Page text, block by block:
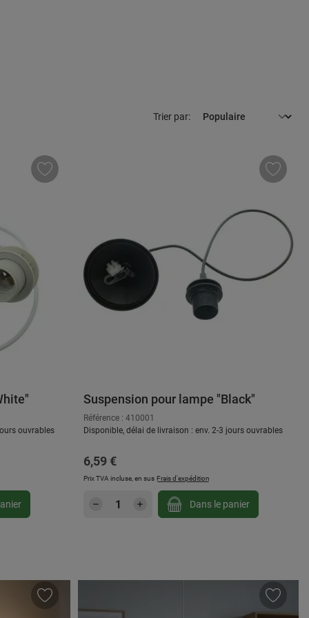
Trier par:
ou diminuer la quantité.
utilisez les boutons pour augmenter ou
ouvrables
: Entrez la quantité souhaitée ou
Suspension pour lampe "Black"
Référence : 410001
Disponible, délai de livraison : env. 2-3 jours ouvrables
Prix régulier :
6,59 €
Prix TVA incluse, en sus Frais d'expédition
Quantité de produit : Entrez
Dans le panier